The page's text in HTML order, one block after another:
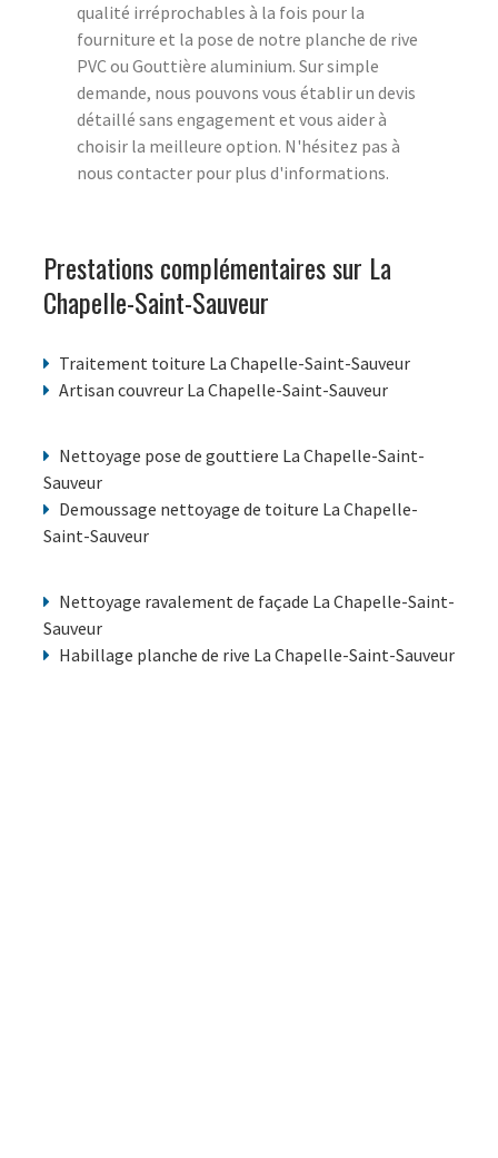
qualité irréprochables à la fois pour la
fourniture et la pose de notre planche de rive
PVC ou Gouttière aluminium. Sur simple
demande, nous pouvons vous établir un devis
détaillé sans engagement et vous aider à
choisir la meilleure option. N'hésitez pas à
nous contacter pour plus d'informations.
Prestations complémentaires sur La
Chapelle-Saint-Sauveur
Traitement toiture La Chapelle-Saint-Sauveur
Artisan couvreur La Chapelle-Saint-Sauveur
Nettoyage pose de gouttiere La Chapelle-Saint-
Sauveur
Demoussage nettoyage de toiture La Chapelle-
Saint-Sauveur
Nettoyage ravalement de façade La Chapelle-Saint-
Sauveur
Habillage planche de rive La Chapelle-Saint-Sauveur